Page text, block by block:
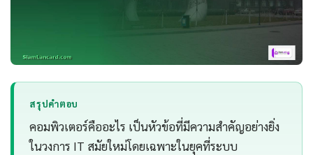
สรุปคำตอบ
คอมพิวเตอร์คืออะไร เป็นหัวข้อที่มีความสำคัญอย่างยิ่ง
ในวงการ IT สมัยใหม่โดยเฉพาะในยุคที่ระบบ